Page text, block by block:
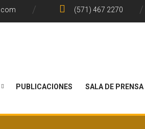
(571) 467 2270
PUBLICACIONES SALA DE PRENSA